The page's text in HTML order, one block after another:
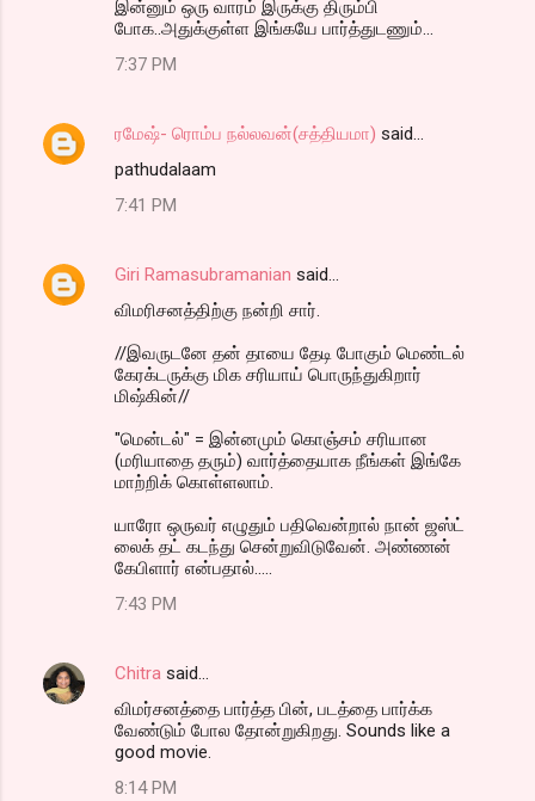
இன்னும் ஒரு வாரம் இருக்கு திரும்பி
போக..அதுக்குள்ள இங்கயே பார்த்துடணும்...
7:37 PM
ரமேஷ்- ரொம்ப நல்லவன்(சத்தியமா) said…
pathudalaam
7:41 PM
Giri Ramasubramanian said…
விமரிசனத்திற்கு நன்றி சார்.
//இவருடனே தன் தாயை தேடி போகும் மெண்டல்
கேரக்டருக்கு மிக சரியாய் பொருந்துகிறார்
மிஷ்கின்//
"மென்டல்" = இன்னமும் கொஞ்சம் சரியான
(மரியாதை தரும்) வார்த்தையாக நீங்கள் இங்கே
மாற்றிக் கொள்ளலாம்.
யாரோ ஒருவர் எழுதும் பதிவென்றால் நான் ஜஸ்ட்
லைக் தட் கடந்து சென்றுவிடுவேன். அண்ணன்
கேபிளார் என்பதால்.....
7:43 PM
Chitra said…
விமர்சனத்தை பார்த்த பின், படத்தை பார்க்க
வேண்டும் போல தோன்றுகிறது. Sounds like a
good movie.
8:14 PM